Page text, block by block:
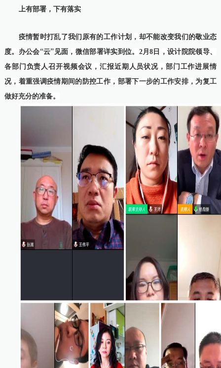
上有部署，下有落实
疫情暂时打乱了我们原有的工作计划，却不能改变我们的敬业态
度。办公会“云”见面 ，微信部署详实到位。2月8日，设计院院领导、
各部门负责人召开视频会议，汇报近期人员状况，部门工作进展情
况，着重强调疫情期间的防控工作，部署下一步的工作安排，为复工
做好充分的准备。